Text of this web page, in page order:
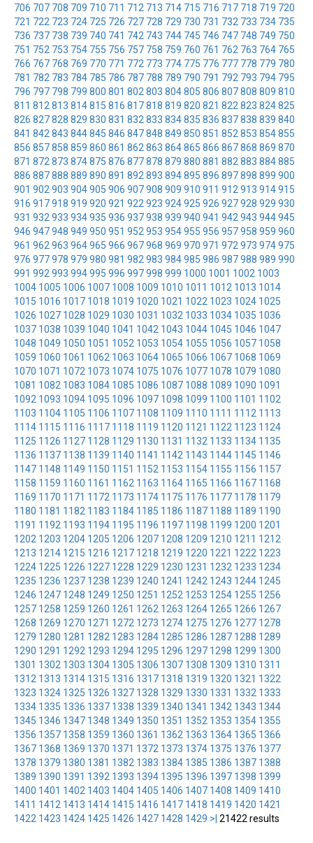
706 707 708 709 710 711 712 713 714 715 716 717 718 719 720
721 722 723 724 725 726 727 728 729 730 731 732 733 734 735
736 737 738 739 740 741 742 743 744 745 746 747 748 749 750
751 752 753 754 755 756 757 758 759 760 761 762 763 764 765
766 767 768 769 770 771 772 773 774 775 776 777 778 779 780
781 782 783 784 785 786 787 788 789 790 791 792 793 794 795
796 797 798 799 800 801 802 803 804805 806 807808 809 810
811 812 813 814815 816 817818 819 820 821 822 823 824825
826 827828 829 830 831 832 833 834835 836 837838 839 840
841 842 843 844845 846 847848 849 850 851 852 853 854855
856 857858 859 860 861 862 863 864865 866 867868 869 870
871 872 873 874875 876 877878 879 880 881 882 883 884885
886 887888 889 890 891 892 893 894895 896 897898 899 900
901 902 903 904905 906 907908 909 910 911 912 913 914915
916 917918 919 920 921 922 923 924925 926 927928 929 930
931 932 933 934935 936 937938 939 940 941 942 943 944945
946 947948 949 950 951 952 953 954955 956 957958 959 960
961 962 963 964965 966 967968 969 970 971 972 973 974975
976 977978 979 980 981 982 983 984985 986 987988 989 990
991 992 993 994995 996 997998 999 1000 1001 1002 1003
1004 1005 1006 1007 1008 1009 1010 1011 1012 1013 1014
1015 1016 1017 1018 1019 1020 1021 1022 1023 1024 1025
1026 1027 1028 1029 1030 1031 1032 1033 1034 1035 1036
1037 1038 1039 1040 1041 1042 1043 1044 1045 1046 1047
1048 1049 1050 1051 1052 1053 1054 1055 1056 1057 1058
1059 1060 1061 1062 1063 1064 1065 1066 1067 1068 1069
1070 1071 1072 1073 1074 1075 1076 1077 1078 1079 1080
1081 1082 1083 1084 1085 1086 1087 1088 1089 1090 1091
1092 1093 1094 1095 1096 1097 1098 1099 1100 1101 1102
1103 1104 1105 1106 1107 1108 1109 1110 1111 1112 1113
1114 1115 1116 1117 1118 1119 1120 1121 1122 1123 1124
1125 1126 1127 1128 1129 1130 1131 1132 1133 1134 1135
1136 1137 1138 1139 1140 1141 1142 1143 1144 1145 1146
1147 1148 1149 1150 1151 1152 1153 1154 1155 1156 1157
1158 1159 1160 1161 1162 1163 1164 1165 1166 1167 1168
1169 1170 1171 1172 1173 1174 1175 1176 1177 1178 1179
1180 1181 1182 1183 1184 1185 1186 1187 1188 1189 1190
1191 1192 1193 1194 1195 1196 1197 1198 1199 1200 1201
1202 1203 1204 1205 1206 1207 1208 1209 1210 1211 1212
1213 1214 1215 1216 1217 1218 1219 1220 1221 1222 1223
1224 1225 1226 1227 1228 1229 1230 1231 1232 1233 1234
1235 1236 1237 1238 1239 1240 1241 1242 1243 1244 1245
1246 1247 1248 1249 1250 1251 1252 1253 1254 1255 1256
1257 1258 1259 1260 1261 1262 1263 1264 1265 1266 1267
1268 1269 1270 1271 1272 1273 1274 1275 1276 1277 1278
1279 1280 1281 1282 1283 1284 1285 1286 1287 1288 1289
1290 1291 1292 1293 1294 1295 1296 1297 1298 1299 1300
1301 1302 1303 1304 1305 1306 1307 1308 1309 1310 1311
1312 1313 1314 1315 1316 1317 1318 1319 1320 1321 1322
1323 1324 1325 1326 1327 1328 1329 1330 1331 1332 1333
1334 1335 1336 1337 1338 1339 1340 1341 1342 1343 1344
1345 1346 1347 1348 1349 1350 1351 1352 1353 1354 1355
1356 1357 1358 1359 1360 1361 1362 1363 1364 1365 1366
1367 1368 1369 1370 1371 1372 1373 1374 1375 1376 1377
1378 1379 1380 1381 1382 1383 1384 1385 1386 1387 1388
1389 1390 1391 1392 1393 1394 1395 1396 1397 1398 1399
1400 1401 1402 1403 1404 1405 1406 1407 1408 1409 1410
1411 1412 1413 1414 1415 1416 1417 1418 1419 1420 1421
1422 1423 1424 1425 1426 1427 1428 1429 >| 21422 results